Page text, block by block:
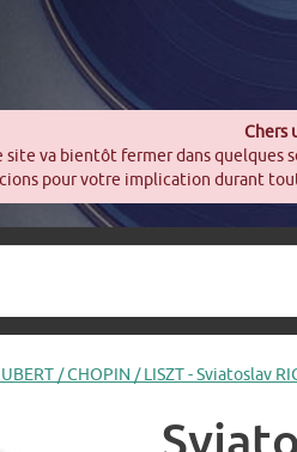
Chers
va bientôt fermer dans quelques
pour votre implication durant
/ CHOPIN / LISZT - Sviatoslav